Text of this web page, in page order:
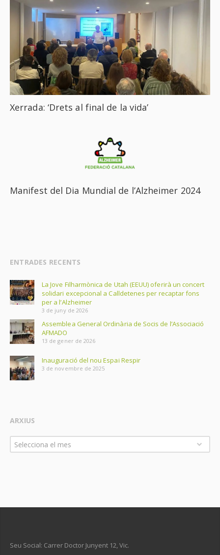
Xerrada: ‘Drets al final de la vida’
Manifest del Dia Mundial de l’Alzheimer 2024
ENTRADES RECENTS
La Jove Filharmònica de Utah (EEUU) oferirà un concert
solidari excepcional a Calldetenes per recaptar fons
per a l’Alzheimer
3 de juny de 2026
Assemblea General Ordinària de Socis de l’Associació
AFMADO
13 de gener de 2026
Inauguració del nou Espai Respir
3 de novembre de 2025
ARXIUS
Arxius
Selecciona el mes
Seu Social: Carrer Doctor Junyent 12, Vic.